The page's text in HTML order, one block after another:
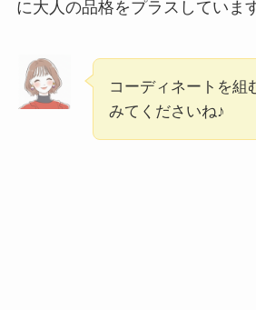
に大人の品格をプラスしていま
コーディネートを組
みてくださいね♪